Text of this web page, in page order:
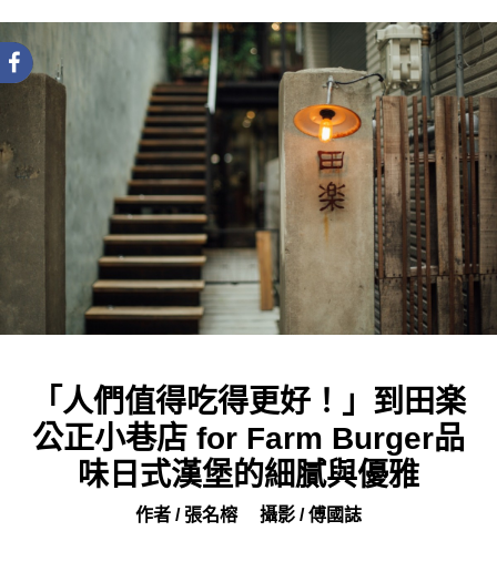
「人們值得吃得更好！」到田楽
公正小巷店 for Farm Burger品
味日式漢堡的細膩與優雅
作者 / 張名榕 攝影 / 傅國誌